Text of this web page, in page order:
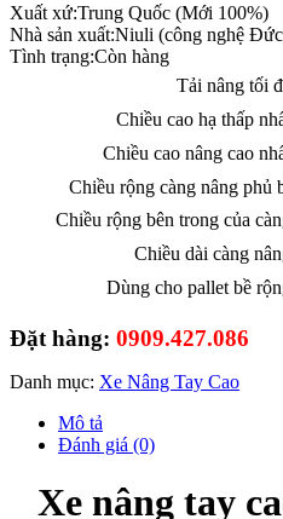
Xuất xứ:Trung Quốc (Mới 100%)
Nhà sản xuất:Niuli (công nghệ
Tình trạng:Còn hàng
Tải nâng tối
Chiều cao hạ thấp
Chiều cao nâng cao
Chiều rộng càng nâng phủ
Chiều rộng bên trong của
Chiều dài càng
Dùng cho pallet bề
Đặt hàng: 0909.427.086
Danh mục: Xe Nâng Tay Cao
Mô tả
Đánh giá (0)
Xe nâng tay